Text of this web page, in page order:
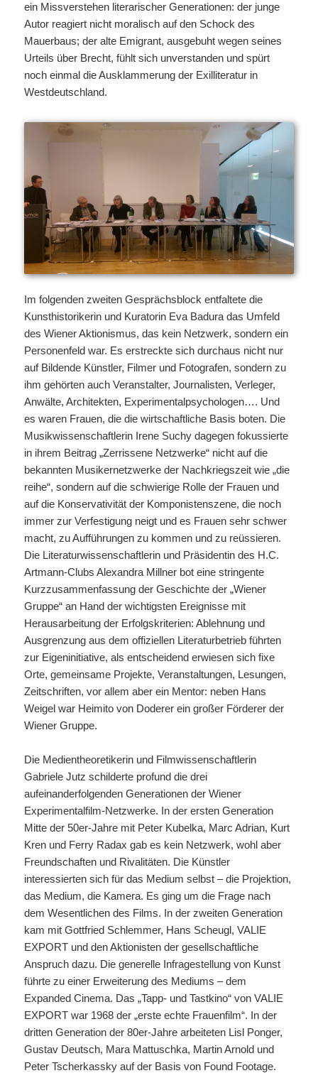
ein Missverstehen literarischer Generationen: der junge
Autor reagiert nicht moralisch auf den Schock des
Mauerbaus; der alte Emigrant, ausgebuht wegen seines
Urteils über Brecht, fühlt sich unverstanden und spürt
noch einmal die Ausklammerung der Exilliteratur in
Westdeutschland.
Im folgenden zweiten Gesprächsblock entfaltete die
Kunsthistorikerin und Kuratorin Eva Badura das Umfeld
des Wiener Aktionismus, das kein Netzwerk, sondern ein
Personenfeld war. Es erstreckte sich durchaus nicht nur
auf Bildende Künstler, Filmer und Fotografen, sondern zu
ihm gehörten auch Veranstalter, Journalisten, Verleger,
Anwälte, Architekten, Experimentalpsychologen…. Und
es waren Frauen, die die wirtschaftliche Basis boten. Die
Musikwissenschaftlerin Irene Suchy dagegen fokussierte
in ihrem Beitrag „Zerrissene Netzwerke“ nicht auf die
bekannten Musikernetzwerke der Nachkriegszeit wie „die
reihe“, sondern auf die schwierige Rolle der Frauen und
auf die Konservativität der Komponistenszene, die noch
immer zur Verfestigung neigt und es Frauen sehr schwer
macht, zu Aufführungen zu kommen und zu reüssieren.
Die Literaturwissenschaftlerin und Präsidentin des H.C.
Artmann-Clubs Alexandra Millner bot eine stringente
Kurzzusammenfassung der Geschichte der „Wiener
Gruppe“ an Hand der wichtigsten Ereignisse mit
Herausarbeitung der Erfolgskriterien: Ablehnung und
Ausgrenzung aus dem offiziellen Literaturbetrieb führten
zur Eigeninitiative, als entscheidend erwiesen sich fixe
Orte, gemeinsame Projekte, Veranstaltungen, Lesungen,
Zeitschriften, vor allem aber ein Mentor: neben Hans
Weigel war Heimito von Doderer ein großer Förderer der
Wiener Gruppe.
Die Medientheoretikerin und Filmwissenschaftlerin
Gabriele Jutz schilderte profund die drei
aufeinanderfolgenden Generationen der Wiener
Experimentalfilm-Netzwerke.
In der ersten Generation
Mitte der 50er-Jahre mit Peter Kubelka, Marc Adrian, Kurt
Kren und Ferry Radaxgab es kein Netzwerk, wohl aber
Freundschaften und Rivalitäten. Die Künstler
interessierten sich für das Medium selbst – die Projektion,
das Medium, die Kamera. Es ging um die Frage nach
dem Wesentlichen des Films.
In der zweiten Generation
kam mit Gottfried Schlemmer, Hans Scheugl, VALIE
EXPORT und den Aktionisten der gesellschaftliche
Anspruch dazu. Die generelle Infragestellung von Kunst
führtezu einer Erweiterung des Mediums – dem
Expanded Cinema. Das „Tapp- und Tastkino“ von VALIE
EXPORT war 1968 der „erste echte Frauenfilm“. In der
dritten Generation der 80er-Jahre arbeiteten Lisl Ponger,
Gustav Deutsch, Mara Mattuschka, Martin Arnold und
Peter Tscherkassky auf der Basis von Found Footage.